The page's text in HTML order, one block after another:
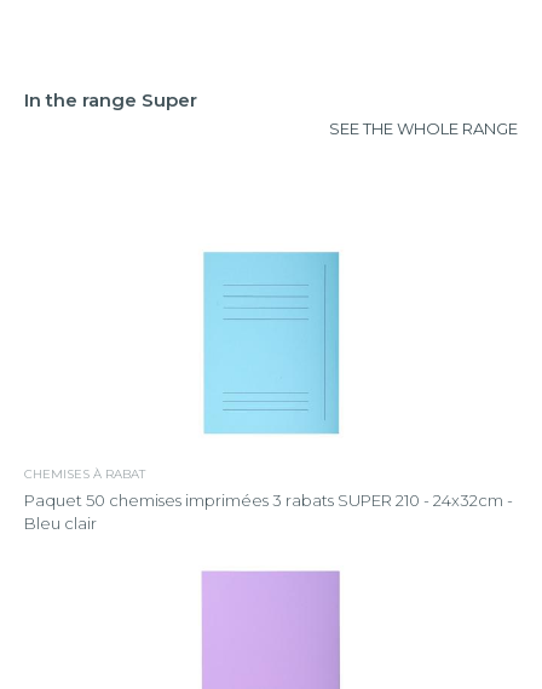
In the range Super
SEE THE WHOLE RANGE
CHEMISES À RABAT
Paquet 50 chemises imprimées 3 rabats SUPER 210 - 24x32cm -
Bleu clair